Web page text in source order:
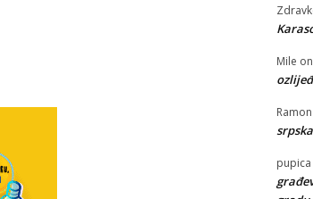
Mile on
Ramon
pupica